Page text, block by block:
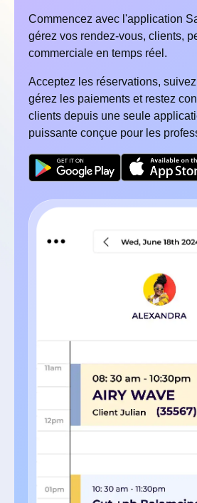
Commencez avec l'application
gérez vos rendez-vous, clients,
commerciale en temps réel.
Acceptez les réservations,
gérez les paiements et restez
clients depuis une seule
puissante conçue pour les